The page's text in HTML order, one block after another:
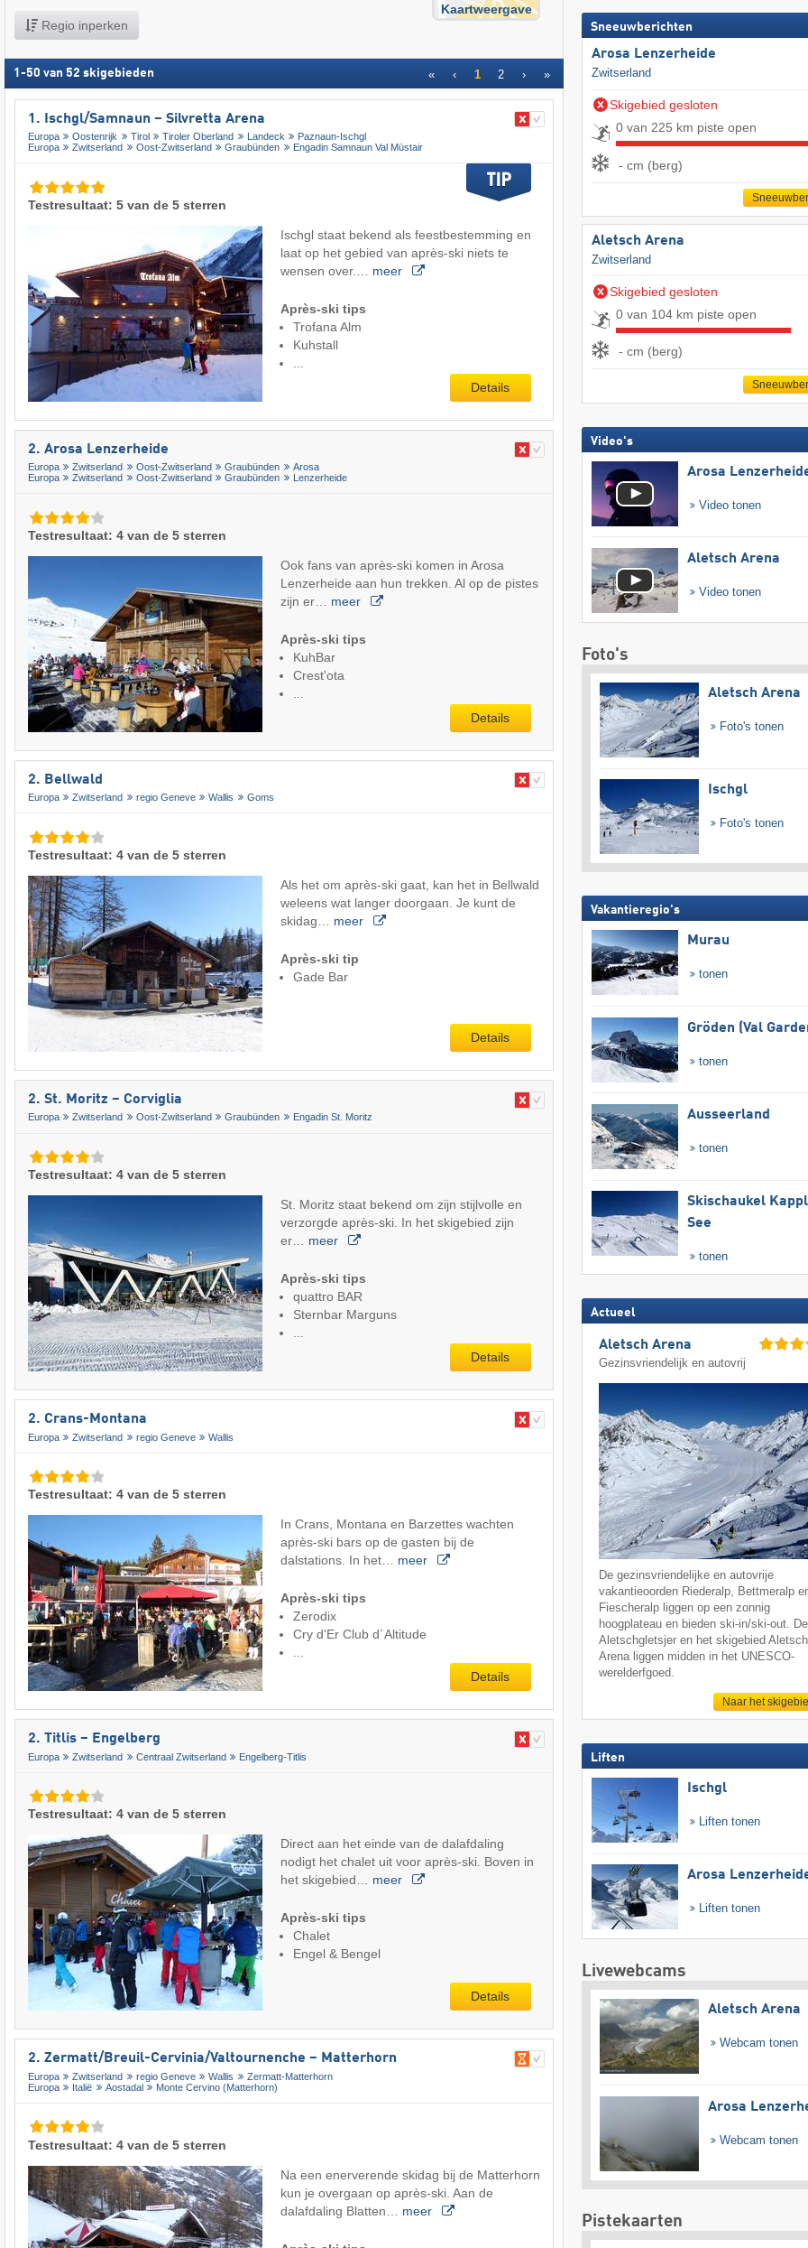
Regio inperken
Kaartweergave
1 -50 van 52 skigebieden « ‹ 1 2 › »
1. Ischgl/​Samnaun – Silvretta Arena
Europa Oostenrijk Tirol Tiroler Oberland Landeck
Paznaun-Ischgl
Europa
Zwitserland Oost-Zwitserland Graubünden Engadin Samnaun Val Müstair
Testresultaat: 5 van de 5 sterren
Ischgl staat bekend als feestbestemming en
laat op het gebied van après-ski niets te
wensen over.… meer
Après-ski tips
Trofana Alm
Kuhstall
Details
2. Arosa Lenzerheide
Europa Zwitserland Oost-Zwitserland Graubünden
Arosa
Europa
Zwitserland Oost-Zwitserland Graubünden Lenzerheide
Testresultaat: 4 van de 5 sterren
Ook fans van après-ski komen in Arosa
Lenzerheide aan hun trekken. Al op de pistes
zijn er… meer
Après-ski tips
KuhBar
Crest'ota
Details
2. Bellwald
Europa Zwitserland regio Geneve Wallis Goms
Testresultaat: 4 van de 5 sterren
Als het om après-ski gaat, kan het in Bellwald
weleens wat langer doorgaan. Je kunt de
skidag… meer
Après-ski tip
Gade Bar
Details
2. St. Moritz – Corviglia
Europa Zwitserland Oost-Zwitserland Graubünden Engadin St. Moritz
Testresultaat: 4 van de 5 sterren
St. Moritz staat bekend om zijn stijlvolle en
verzorgde après-ski. In het skigebied zijn
er… meer
Après-ski tips
quattro BAR
Sternbar Marguns
Details
2. Crans-Montana
Europa Zwitserland regio Geneve Wallis
Testresultaat: 4 van de 5 sterren
In Crans, Montana en Barzettes wachten
après-ski bars op de gasten bij de
dalstations. In het… meer
Après-ski tips
Zerodix
Cry d'Er Club d´Altitude
...
Details
2. Titlis – Engelberg
Europa Zwitserland Centraal Zwitserland Engelberg-Titlis
Testresultaat: 4 van de 5 sterren
Direct aan het einde van de dalafdaling
nodigt het chalet uit voor après-ski. Boven in
het skigebied… meer
Après-ski tips
Chalet
Engel & Bengel
Details
2. Zermatt/​Breuil-Cervinia/​Valtournenche – Matterhorn
Europa Zwitserland regio Geneve Wallis
Zermatt-Matterhorn
Europa
Italië Aostadal Monte Cervino (Matterhorn)
Testresultaat: 4 van de 5 sterren
Na een enerverende skidag bij de Matterhorn
kun je overgaan op après-ski. Aan de
dalafdaling Blatten… meer
Sneeuwberichten
Arosa Lenzerheide
Zwitserland
Skigebied gesloten
0 van 225 km piste open
- cm (berg)
Aletsch Arena
Zwitserland
Skigebied gesloten
0 van 104 km piste open
- cm (berg)
Video's
Arosa
Video tonen
Aletsch Arena
Video tonen
Foto's
Aletsch Arena
Foto's tonen
Ischgl
Foto's tonen
Vakantieregio's
Murau
tonen
Gröden (Val
tonen
Ausseerland
tonen
Skischaukel
See
tonen
Actueel
Aletsch Arena
Gezinsvriendelijk en autovrij
De gezinsvriendelijke en autovrije
vakantieoorden Riederalp, Bettmeralp
Fiescheralp liggen op een zonnig
hoogplateau en bieden ski-in/ski-out. De
Aletschgletsjer en het skigebied Aletsch
Arena liggen midden in het UNESCO-
werelderfgoed.
Naar het
Liften
Ischgl
Liften tonen
Arosa
Liften tonen
Livewebcams
Aletsch Arena
Webcam tonen
Arosa
Webcam tonen
Pistekaarten